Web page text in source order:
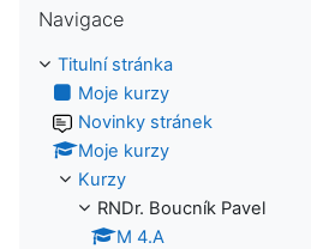
Navigace
Titulní stránka
Moje kurzy
Novinky stránek
Moje kurzy
Kurzy
RNDr. Boucník Pavel
M 4.A